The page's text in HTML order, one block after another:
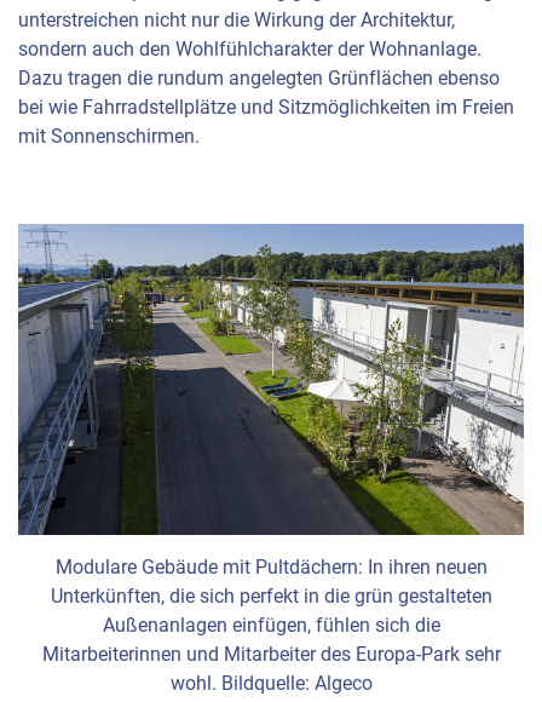
unterstreichen nicht nur die Wirkung der Architektur,
sondern auch den Wohlfühlcharakter der Wohnanlage.
Dazu tragen die rundum angelegten Grünflächen ebenso
bei wie Fahrradstellplätze und Sitzmöglichkeiten im Freien
mit Sonnenschirmen.
Modulare Gebäude mit Pultdächern: In ihren neuen
Unterkünften, die sich perfekt in die grün gestalteten
Außenanlagen einfügen, fühlen sich die
Mitarbeiterinnen und Mitarbeiter des Europa-Park sehr
wohl. Bildquelle: Algeco